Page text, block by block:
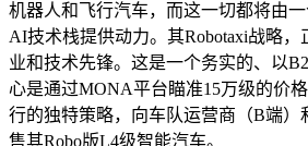
机器人和飞行汽车，而这一切都将由
AI技术栈提供动力。其Robotaxi战略，
业和技术先锋。这是一个务实的、以
心是通过MONA平台瞄准15万级的价
行的独特策略，向车队运营商（B端）
售其Robo版L4级智能汽车。